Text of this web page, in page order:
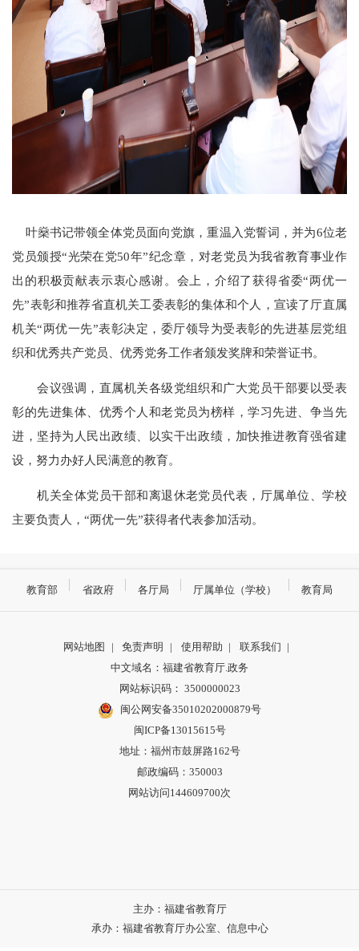
叶燊书记带领全体党员面向党旗，重温入党誓词，并为6位老
党员颁授“光荣在党50年”纪念章，对老党员为我省教育事业作
出的积极贡献表示衷心感谢。会上，介绍了获得省委“两优一
先”表彰和推荐省直机关工委表彰的集体和个人，宣读了厅直属
机关“两优一先”表彰决定，委厅领导为受表彰的先进基层党组
织和优秀共产党员、优秀党务工作者颁发奖牌和荣誉证书。
会议强调，直属机关各级党组织和广大党员干部要以受表
彰的先进集体、优秀个人和老党员为榜样，学习先进、争当先
进，坚持为人民出政绩、以实干出政绩，加快推进教育强省建
设，努力办好人民满意的教育。
机关全体党员干部和离退休老党员代表，厅属单位、学校
主要负责人，“两优一先”获得者代表参加活动。
教育部 省政府 各厅局 厅属单位（学校） 教育局
网站地图 | 免责声明 | 使用帮助 | 联系我们 |
中文域名：福建省教育厅.政务
网站标识码： 3500000023
闽公网安备35010202000879号
闽ICP备13015615号
地址：福州市鼓屏路162号
邮政编码：350003
网站访问144609700次
主办：福建省教育厅
承办：福建省教育厅办公室、信息中心